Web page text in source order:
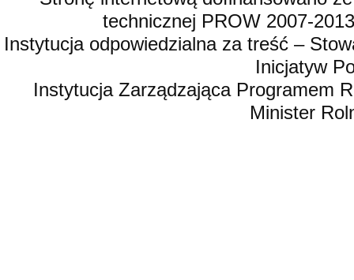
technicznej PROW 2007-
Instytucja odpowiedzialna za treść –
Inicjatyw
Instytucja Zarządzająca Programem
Minister